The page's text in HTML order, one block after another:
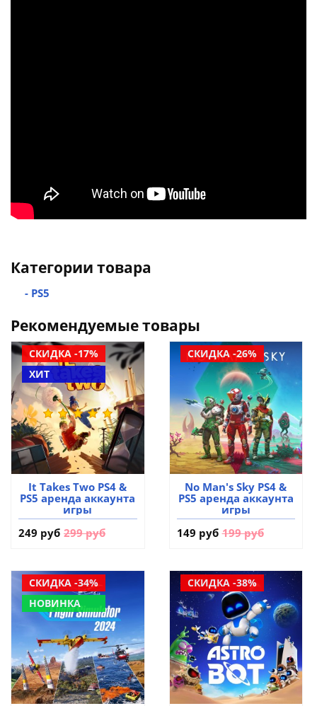
Категории товара
- PS5
Рекомендуемые товары
СКИДКА -17%
ХИТ
It Takes Two PS4 &
PS5 аренда аккаунта
игры
249 руб 299 руб
СКИДКА -26%
No Man's Sky PS4 &
PS5 аренда аккаунта
игры
149 руб 199 руб
СКИДКА -34%
НОВИНКА
СКИДКА -38%